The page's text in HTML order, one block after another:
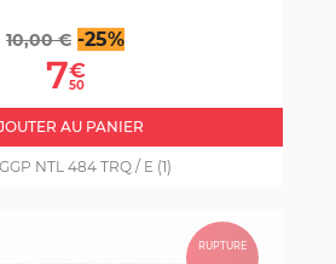
Prix
base
10,00 € -25%Prix
7€
50
AU PANIER
GGP NTL 484 TRQ / E (1)
RUPTURE